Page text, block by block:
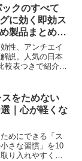
カウンセリング
クのすべて
に効く即効ス
製品まとめ
？】
性、アンチエイ
説。人気の日本
表つきで紹介。
をためない
｜心が軽くな
めにできる「ス
さな習慣」を10
り入れやすく、